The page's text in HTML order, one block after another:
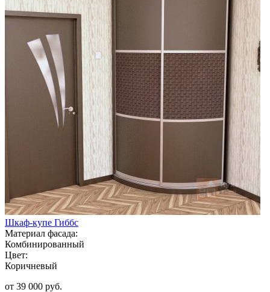
Шкаф-купе Гиббс
Материал фасада:
Комбинированный
Цвет:
Коричневый
от 39 000 руб.